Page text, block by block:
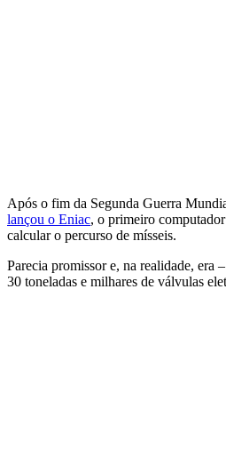
Após o fim da Segunda Guerra
lançou o Eniac, o primeiro
calcular o percurso de mísseis.
Parecia promissor e, na realidade, era
30 toneladas e milhares de válvulas